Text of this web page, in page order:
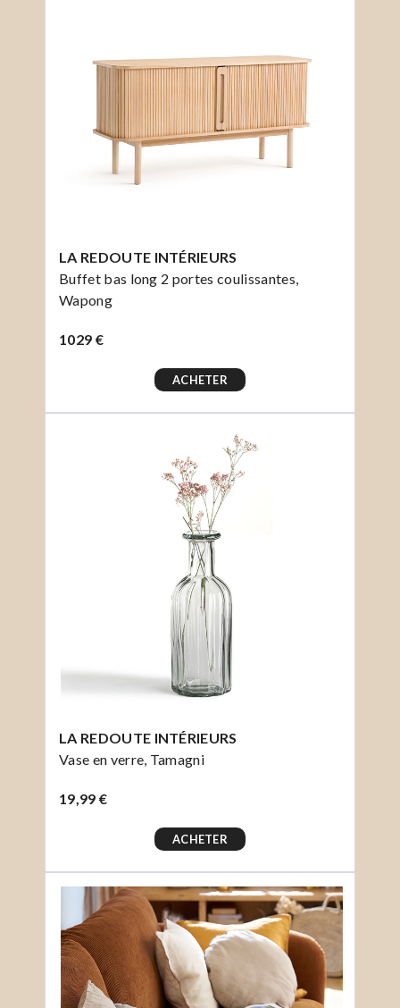
LA REDOUTE INTÉRIEURS
Buffet bas long 2 portes coulissantes,
Wapong
1029 €
ACHETER
LA REDOUTE INTÉRIEURS
Vase en verre, Tamagni
19,99 €
ACHETER